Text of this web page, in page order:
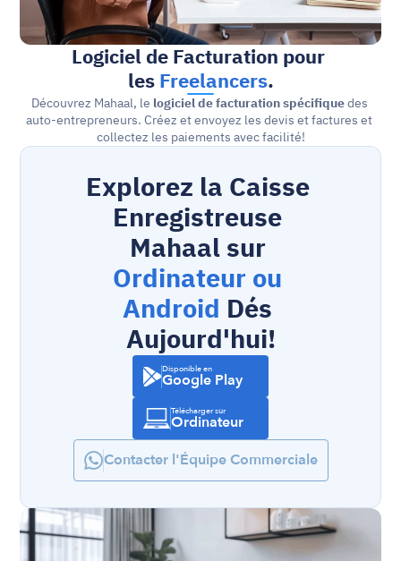
Logiciel de Facturation pour
les Freelancers.
Découvrez Mahaal, le logiciel de facturation spécifique des
auto-entrepreneurs. Créez et envoyez les devis et factures et
collectez les paiements avec facilité!
Explorez la Caisse
Enregistreuse
Ordinateur ou
Android Dés
Aujourd'hui!
Disponible en
Google Play
Télécharger sur
Ordinateur
Contacter l'Équipe Commerciale